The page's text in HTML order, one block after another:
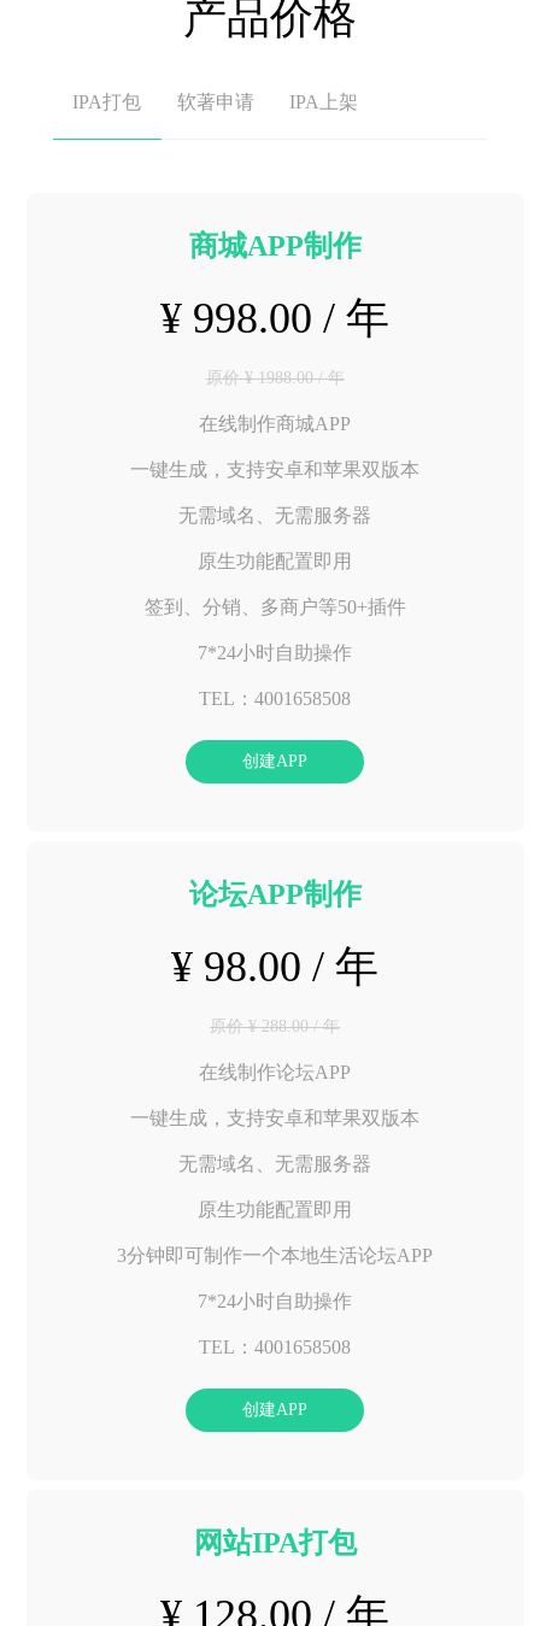
产品价格
IPA打包 软著申请 IPA上架
商城APP制作
¥ 998.00 / 年
原价 ¥ 1988.00 / 年
在线制作商城APP
一键生成，支持安卓和苹果双版本
无需域名、无需服务器
原生功能配置即用
签到、分销、多商户等50+插件
7*24小时自助操作
TEL：4001658508
创建APP
论坛APP制作
¥ 98.00 / 年
原价 ¥ 288.00 / 年
在线制作论坛APP
一键生成，支持安卓和苹果双版本
无需域名、无需服务器
原生功能配置即用
3分钟即可制作一个本地生活论坛APP
7*24小时自助操作
TEL：4001658508
创建APP
网站IPA打包
¥ 128.00 / 年